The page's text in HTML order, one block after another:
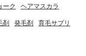
ーク ヘアマスカラ
剤 発毛剤 育毛サプリ